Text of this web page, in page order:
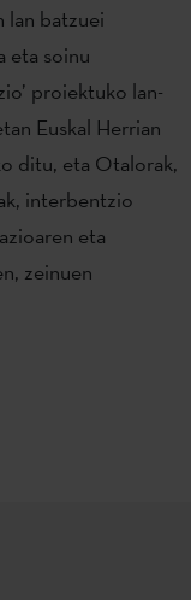
lan batzuei
eta soinu
proiektuko lan-
Euskal Herrian
ditu, eta Otalorak,
interbentzio
eta
zeinuen